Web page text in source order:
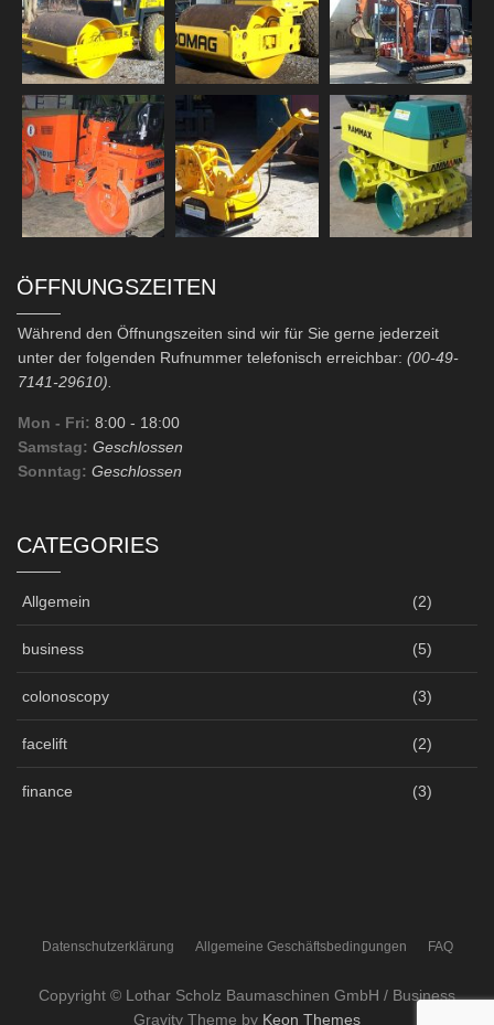
ÖFFNUNGSZEITEN
Während den Öffnungszeiten sind wir für Sie gerne jederzeit
unter der folgenden Rufnummer telefonisch erreichbar: (00-49-
7141-29610).
Mon - Fri: 8:00 - 18:00
Samstag: Geschlossen
Sonntag: Geschlossen
CATEGORIES
Allgemein (2)
business (5)
colonoscopy (3)
facelift (2)
finance (3)
Datenschutzerklärung Allgemeine Geschäftsbedingungen FAQ
Copyright © Lothar Scholz Baumaschinen GmbH / Business
Gravity Theme by Keon Themes